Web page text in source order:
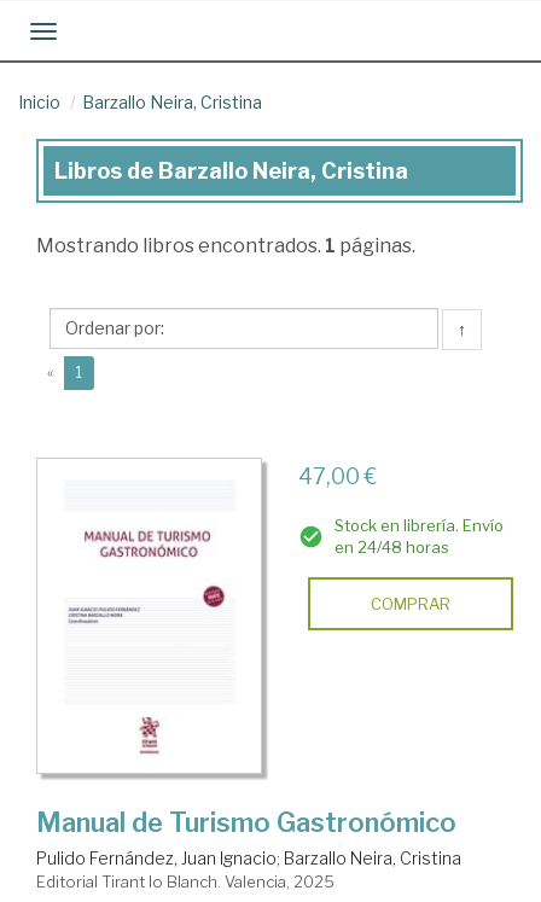
Toggle navigation
Inicio Barzallo Neira, Cristina
Libros
Barzallo
Cristina
Libros de Barzallo Neira, Cristina
Mostrando libros encontrados. 1 páginas.
↑
« 1
47,00 €
Stock en librería. Envío
en 24/48 horas
COMPRAR
Manual de Turismo Gastronómico
Pulido Fernández, Juan Ignacio; Barzallo Neira, Cristina
Editorial Tirant lo Blanch. Valencia, 2025